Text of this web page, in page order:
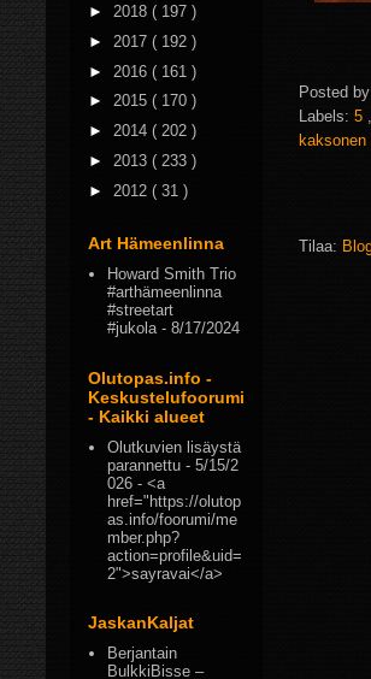
Posted by
Labels: 5 ,
kaksonen
Tilaa:
► 2018 ( 197 )
► 2017 ( 192 )
► 2016 ( 161 )
► 2015 ( 170 )
► 2014 ( 202 )
► 2013 ( 233 )
► 2012 ( 31 )
Art Hämeenlinna
Howard Smith Trio
#arthämeenlinna
#streetart
#jukola- 8/17/2024
Olutopas.info -
Keskustelufoorumi
- Kaikki alueet
Olutkuvien lisäystä
parannettu - 5/15/2
026 - <a
href="https://olutop
as.info/foorumi/me
mber.php?
action=profile&uid=
2">sayravai</a>
JaskanKaljat
Berjantain
BulkkiBisse –